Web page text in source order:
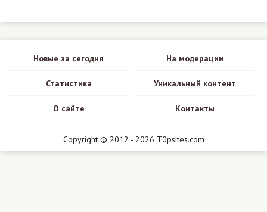
Новые за сегодня На модерации
Статистика Уникальный контент
О сайте Контакты
Copyright © 2012 - 2026 T0psites.com